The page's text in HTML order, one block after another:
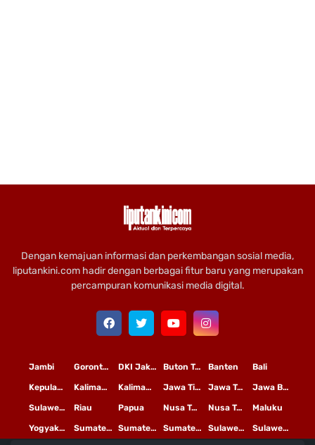
Dengan kemajuan informasi dan perkembangan sosial media,
liputankini.com hadir dengan berbagai fitur baru yang merupakan
percampuran komunikasi media digital.
Bali
Banten
Buton Tengah
DKI Jakarta
Gorontalo
Jambi
Jawa Barat
Jawa Tengah
Jawa Timur
Kalimantan Tengah
Kalimantan Timur
Kepulauan Riau
Maluku
Nusa Tenggara Barat
Nusa Tenggara Timur
Papua
Riau
Sulawesi Selatan
Sulawesi Tengah
Sulawesi Utara
Sumatera Barat
Sumatera Selatan
Sumatera Utara
Yogyakarta